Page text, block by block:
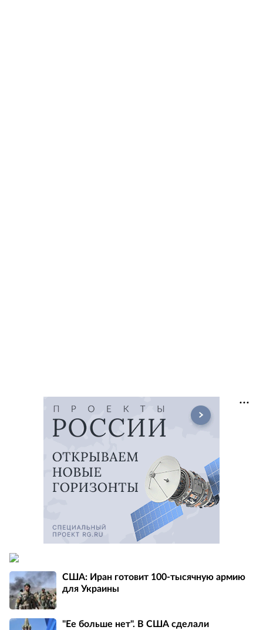
США: Иран готовит 100-тысячную армию
для Украины
"Ее больше нет". В США сделали